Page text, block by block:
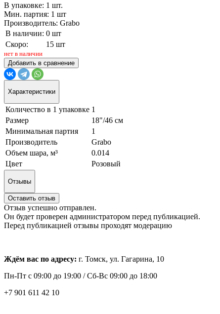
В упаковке: 1 шт.
Мин. партия: 1 шт
Производитель: Grabo
В наличии: 0 шт
Скоро:
15 шт
нет в наличии
Добавить в сравнение
Характеристики
Количество в 1 упаковке 1
Размер
18"/46 см
Минимальная партия
1
Производитель
Grabo
Объем шара, м³
0.014
Цвет
Розовый
Отзывы
Оставить отзыв
Отзыв успешно отправлен.
Он будет проверен администратором перед публикацией.
Перед публикацией отзывы проходят модерацию
Ждём вас по адресу: г. Томск, ул. Гагарина, 10
Пн-Пт с 09:00 до 19:00 /Сб-Вс 09:00 до 18:00
+7 901 611 42 10